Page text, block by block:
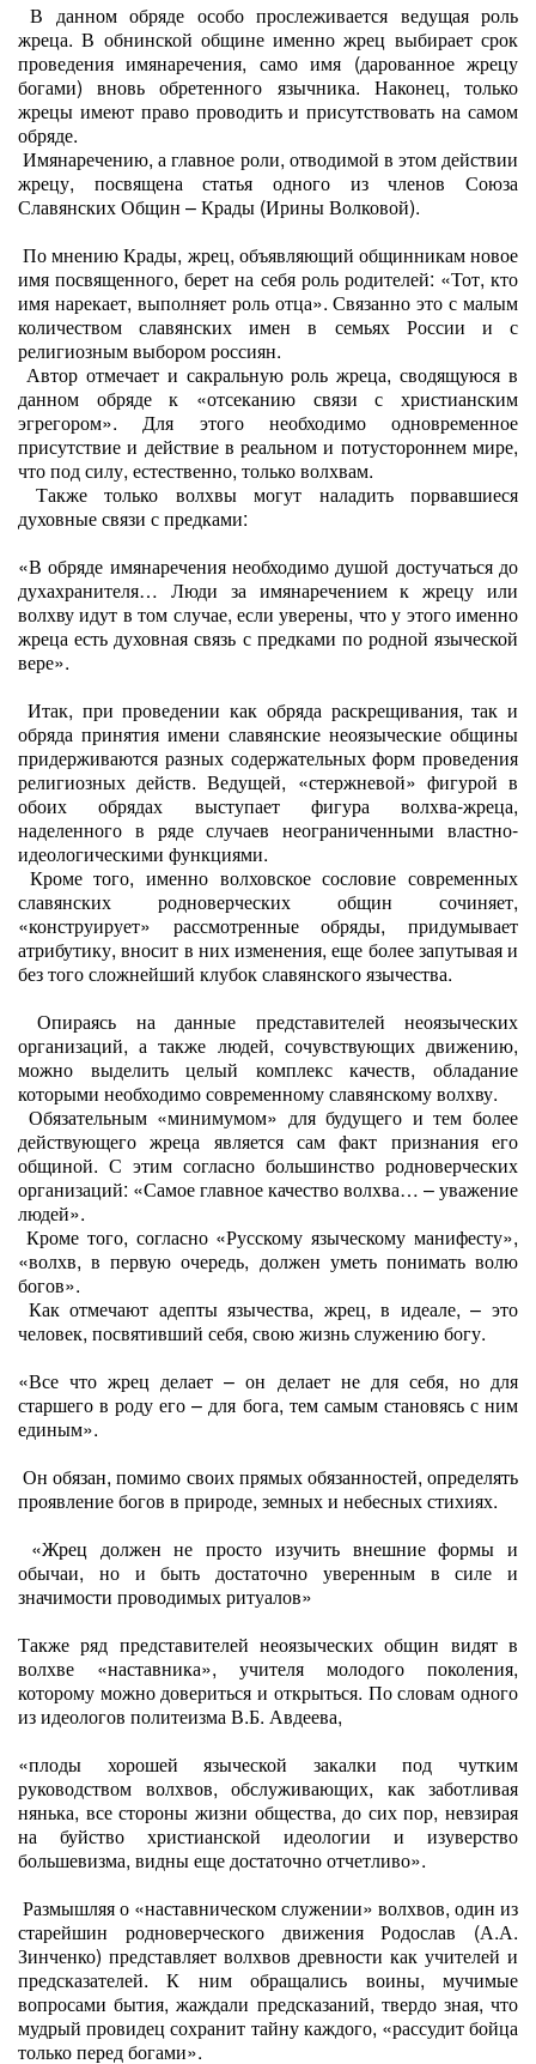
В данном обряде особо прослеживается ведущая роль
жреца. В обнинской общине именно жрец выбирает срок
проведения имянаречения, само имя (дарованное жрецу
богами) вновь обретенного язычника. Наконец, только
жрецы имеют право проводить и присутствовать на самом
обряде.
Имянаречению, а главное роли, отводимой в этом действии
жрецу, посвящена статья одного из членов Союза
Славянских Общин – Крады (Ирины Волковой).
По мнению Крады, жрец, объявляющий общинникам новое
имя посвященного, берет на себя роль родителей: «Тот, кто
имя нарекает, выполняет роль отца». Связанно это с малым
количеством славянских имен в семьях России и с
религиозным выбором россиян.
Автор отмечает и сакральную роль жреца, сводящуюся в
данном обряде к «отсеканию связи с христианским
эгрегором». Для этого необходимо одновременное
присутствие и действие в реальном и потустороннем мире,
что под силу, естественно, только волхвам.
Также только волхвы могут наладить порвавшиеся
духовные связи с предками:
«В обряде имянаречения необходимо душой достучаться до
духахранителя… Люди за имянаречением к жрецу или
волхву идут в том случае, если уверены, что у этого именно
жреца есть духовная связь с предками по родной языческой
вере».
Итак, при проведении как обряда раскрещивания, так и
обряда принятия имени славянские неоязыческие общины
придерживаются разных содержательных форм проведения
религиозных действ. Ведущей, «стержневой» фигурой в
обоих обрядах выступает фигура волхва-жреца,
наделенного в ряде случаев неограниченными властно-
идеологическими функциями.
Кроме того, именно волховское сословие современных
славянских родноверческих общин сочиняет,
«конструирует» рассмотренные обряды, придумывает
атрибутику, вносит в них изменения, еще более запутывая и
без того сложнейший клубок славянского язычества.
Опираясь на данные представителей неоязыческих
организаций, а также людей, сочувствующих движению,
можно выделить целый комплекс качеств, обладание
которыми необходимо современному славянскому волхву.
Обязательным «минимумом» для будущего и тем более
действующего жреца является сам факт признания его
общиной. С этим согласно большинство родноверческих
организаций: «Самое главное качество волхва… – уважение
людей».
Кроме того, согласно «Русскому языческому манифесту»,
«волхв, в первую очередь, должен уметь понимать волю
богов».
Как отмечают адепты язычества, жрец, в идеале, – это
человек, посвятивший себя, свою жизнь служению богу.
«Все что жрец делает – он делает не для себя, но для
старшего в роду его – для бога, тем самым становясь с ним
единым».
Он обязан, помимо своих прямых обязанностей, определять
проявление богов в природе, земных и небесных стихиях.
«Жрец должен не просто изучить внешние формы и
обычаи, но и быть достаточно уверенным в силе и
значимости проводимых ритуалов»
Также ряд представителей неоязыческих общин видят в
волхве «наставника», учителя молодого поколения,
которому можно довериться и открыться. По словам одного
из идеологов политеизма В.Б. Авдеева,
«плоды хорошей языческой закалки под чутким
руководством волхвов, обслуживающих, как заботливая
нянька, все стороны жизни общества, до сих пор, невзирая
на буйство христианской идеологии и изуверство
большевизма, видны еще достаточно отчетливо».
Размышляя о «наставническом служении» волхвов, один из
старейшин родноверческого движения Родослав (А.А.
Зинченко) представляет волхвов древности как учителей и
предсказателей. К ним обращались воины, мучимые
вопросами бытия, жаждали предсказаний, твердо зная, что
мудрый провидец сохранит тайну каждого, «рассудит бойца
только перед богами».